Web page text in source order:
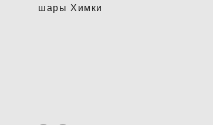
шары Химки